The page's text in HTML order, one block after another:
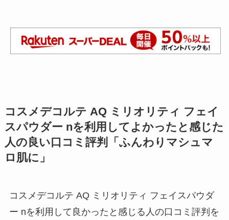
コスメデコルテ AQ ミリオリティ フェイ
スパウダー nを利用してよかったと感じた
人の良い口コミ評判「ふんわりマシュマ
ロ肌に」
コスメデコルテ AQ ミリオリティ フェイスパウダ
ー nを利用して良かったと感じる人の口コミ評判を